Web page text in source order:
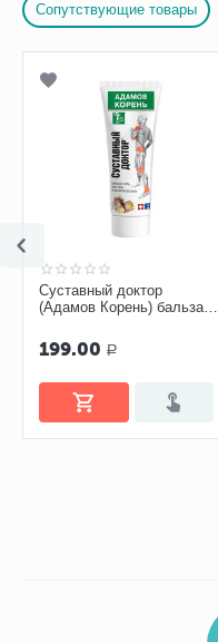
Сопутствующие товары
Суставный доктор
(Адамов Корень) бальзам-
199.00 Р